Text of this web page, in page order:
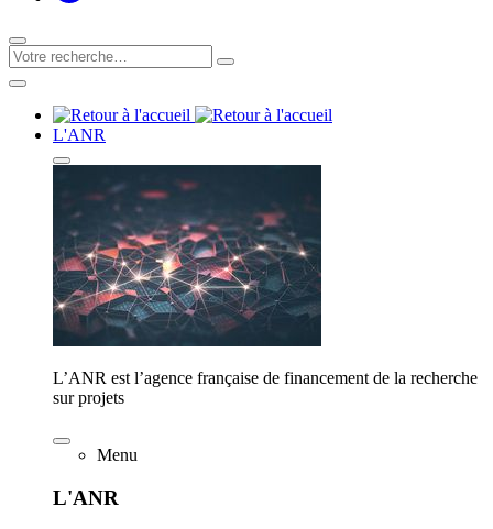
L'ANR
L’ANR est l’agence française de financement de la recherche
sur projets
Menu
L'ANR